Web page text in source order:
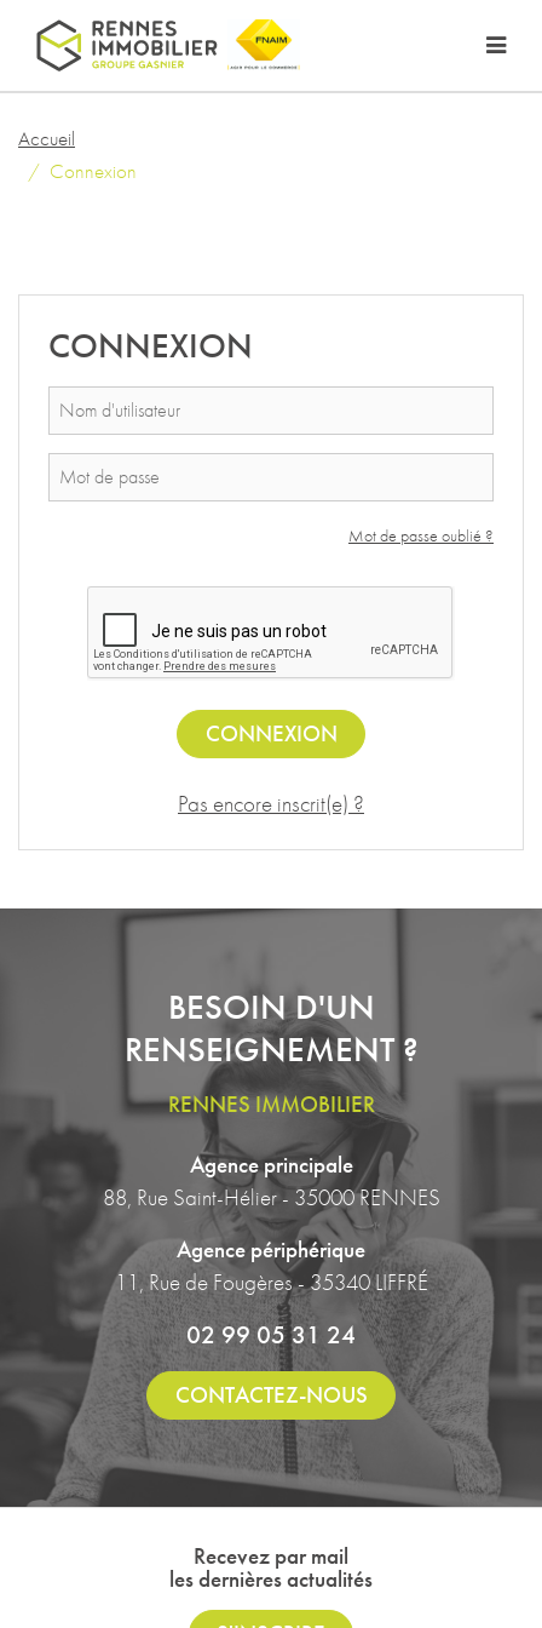
Accueil
Connexion
CONNEXION
Mot de passe oublié ?
CONNEXION
Pas encore inscrit(e) ?
BESOIN D'UN
RENSEIGNEMENT ?
RENNES IMMOBILIER
Agence principale
88, Rue Saint-Hélier - 35000 RENNES
Agence périphérique
11, Rue de Fougères - 35340 LIFFRÉ
02 99 05 31 24
CONTACTEZ-NOUS
Recevez par mail
les dernières actualités